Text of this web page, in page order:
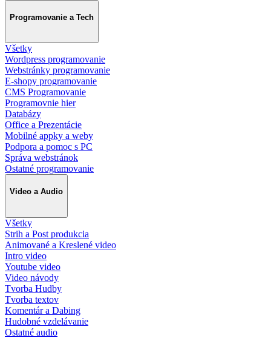
Programovanie a Tech
Všetky
Wordpress programovanie
Webstránky programovanie
E-shopy programovanie
CMS Programovanie
Programovnie hier
Databázy
Office a Prezentácie
Mobilné appky a weby
Podpora a pomoc s PC
Správa webstránok
Ostatné programovanie
Video a Audio
Všetky
Strih a Post produkcia
Animované a Kreslené video
Intro video
Youtube video
Video návody
Tvorba Hudby
Tvorba textov
Komentár a Dabing
Hudobné vzdelávanie
Ostatné audio